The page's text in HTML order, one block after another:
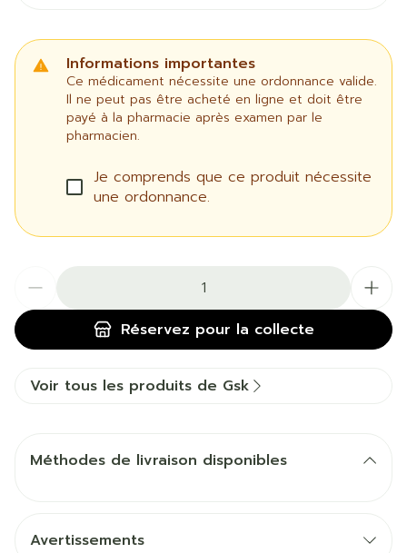
Informations importantes
Ce médicament nécessite une ordonnance valide.
Il ne peut pas être acheté en ligne et doit être
payé à la pharmacie après examen par le
pharmacien.
Je comprends que ce produit nécessite
une ordonnance.
Réservez pour la collecte
Voir tous les produits de Gsk
Méthodes de livraison disponibles
Avertissements